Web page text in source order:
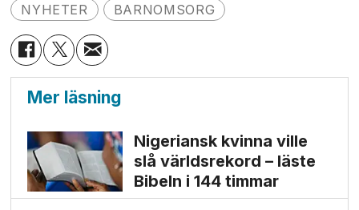
NYHETER
BARNOMSORG
Mer läsning
Nigeriansk kvinna ville
slå världs­rekord – läste
Bibeln i 144 timmar